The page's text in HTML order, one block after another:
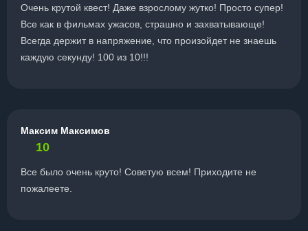
Очень крутой квест! Даже взрослому жутко! Просто супер!
Все как в фильмах ужасов, страшно и захватывающе!
Всегда держит в напряжение, что произойдет не знаешь
каждую секунду! 100 из 10!!!
Максим Максимов
10
Все было очень круто! Советую всем! Приходите не
пожалеете.